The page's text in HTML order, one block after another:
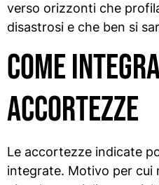
verso orizzonti che
disastrosi e che ben si
Come
accortezze
Le accortezze indicate
integrate. Motivo per cui